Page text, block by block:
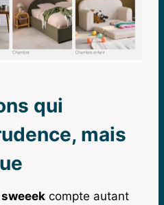
qui
mais
sweeek compte autant